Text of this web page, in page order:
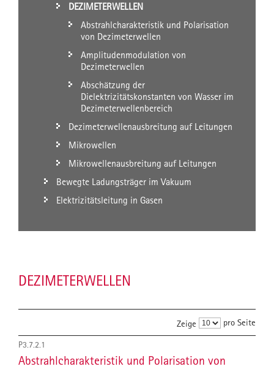
DEZIMETERWELLEN
Abstrahlcharakteristik und Polarisation
von Dezimeterwellen
Amplitudenmodulation von
Dezimeterwellen
Abschätzung der
Dielektrizitätskonstanten von Wasser im
Dezimeterwellenbereich
Dezimeterwellenausbreitung auf Leitungen
Mikrowellen
Mikrowellenausbreitung auf Leitungen
Bewegte Ladungsträger im Vakuum
Elektrizitätsleitung in Gasen
DEZIMETERWELLEN
Zeige pro Seite
P3.7.2.1
Abstrahlcharakteristik und Polarisation von